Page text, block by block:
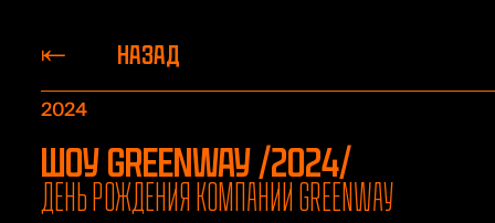
Шоу Greenway /2024/
День рождения компании Greenway
НАЗАД
2024